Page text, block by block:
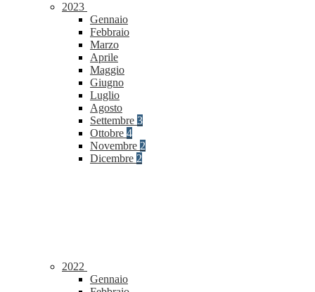
2023
Gennaio
Febbraio
Marzo
Aprile
Maggio
Giugno
Luglio
Agosto
Settembre 3
Ottobre 4
Novembre 2
Dicembre 2
2022
Gennaio